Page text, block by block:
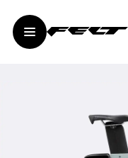
487 499 ₽